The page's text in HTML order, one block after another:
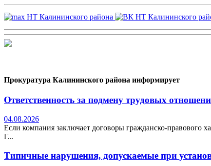
Прокуратура Калининского района информирует
Ответственность за подмену трудовых
04.08.2026
Если компания заключает договоры гражданско-правового
Г...
Типичные нарушения, допускаемые при